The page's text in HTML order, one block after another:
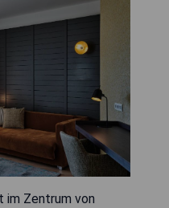
im Zentrum von